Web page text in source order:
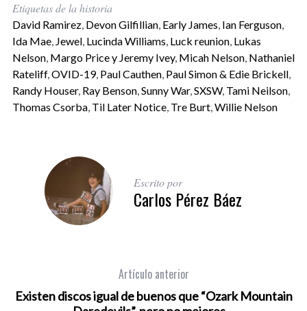
Etiquetas de la historia
David Ramirez, Devon Gilfillian, Early James, Ian Ferguson,
Ida Mae, Jewel, Lucinda Williams, Luck reunion, Lukas
Nelson, Margo Price y Jeremy Ivey, Micah Nelson, Nathaniel
Rateliff,OVID-19, Paul Cauthen, Paul Simon & Edie Brickell,
Randy Houser, Ray Benson,Sunny War,SXSW, Tami Neilson,
Thomas Csorba, Til Later Notice, Tre Burt,Willie Nelson
Escrito por
Carlos Pérez Báez
Artículo anterior
Existen discos igual de buenos que “Ozark Mountain